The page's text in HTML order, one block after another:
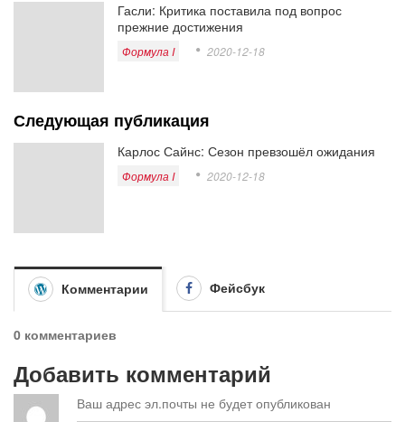
Гасли: Критика поставила под вопрос
прежние достижения
Формула I 2020-12-18
Следующая публикация
Карлос Сайнс: Сезон превзошёл ожидания
Формула I 2020-12-18
Комментарии Фейсбук
0 комментариев
Добавить комментарий
Ваш адрес эл.почты не будет опубликован